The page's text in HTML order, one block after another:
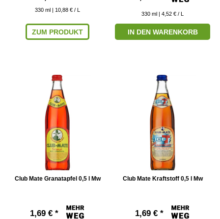
330 ml | 10,88 € / L
ZUM PRODUKT
330 ml | 4,52 € / L
IN DEN WARENKORB
Club Mate Granatapfel 0,5 l Mw
1,69 € *
Club Mate Kraftstoff 0,5 l Mw
1,69 € *